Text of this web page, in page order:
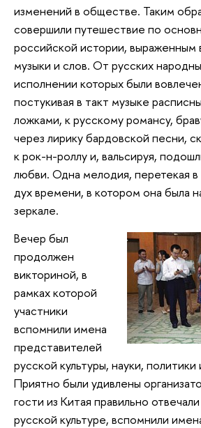
изменений в обществе. Таким
совершили путешествие по
российской истории, выраженным
музыки и слов. От русских
исполнении которых были
постукивая в такт музыке
ложками, к русскому романсу,
через лирику бардовской песни,
к рок-н-роллу и, вальсируя,
любви. Одна мелодия, перетекая в
дух времени, в котором она была
зеркале.
Вечер был
продолжен
викториной, в
рамках которой
участники
вспомнили имена
представителей
русской культуры, науки,
Приятно были удивлены
гости из Китая правильно
русской культуре, вспомнили